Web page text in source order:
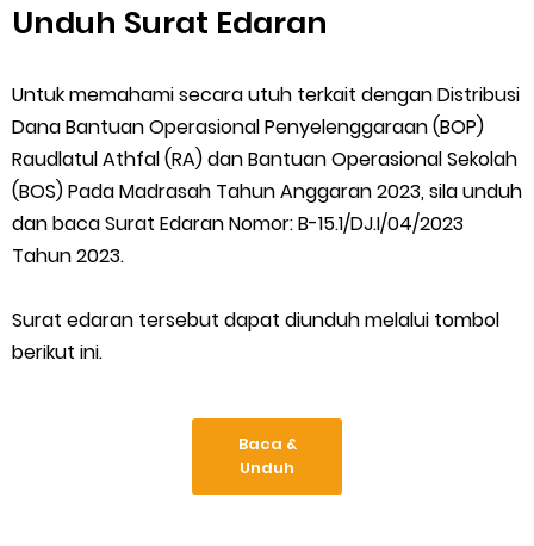
Unduh Surat Edaran
Untuk memahami secara utuh terkait dengan Distribusi
Dana Bantuan Operasional Penyelenggaraan (BOP)
Raudlatul Athfal (RA) dan Bantuan Operasional Sekolah
(BOS) Pada Madrasah Tahun Anggaran 2023, sila unduh
dan baca Surat Edaran Nomor: B-15.1/DJ.I/04/2023
Tahun 2023.
Surat edaran tersebut dapat diunduh melalui tombol
berikut ini.
Baca &
Unduh